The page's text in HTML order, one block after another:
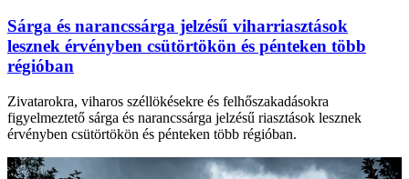
Sárga és narancssárga jelzésű viharriasztások
lesznek érvényben csütörtökön és pénteken több
régióban
Zivatarokra, viharos széllökésekre és felhőszakadásokra
figyelmeztető sárga és narancssárga jelzésű riasztások lesznek
érvényben csütörtökön és pénteken több régióban.